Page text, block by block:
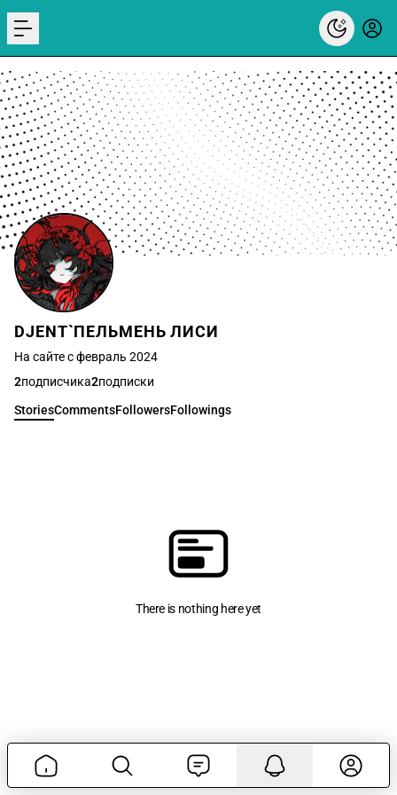
menu
DJENT`ПЕЛЬМЕНЬ ЛИСИ
На сайте с февраль 2024
2подписчика2подписки
StoriesCommentsFollowersFollowings
There is nothing here yet